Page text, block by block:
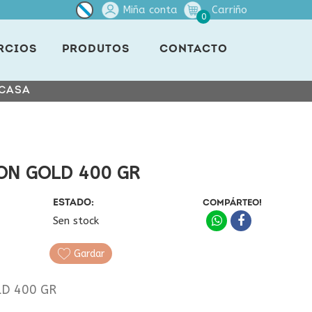
Miña conta
0
Carriño
PRODUTOS CONTACTO
GOLD 400 GR
ESTADO:
Sen stock
COMPÁRTEO!
Gardar
400 GR